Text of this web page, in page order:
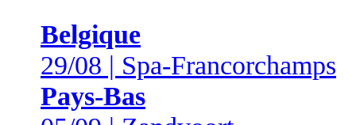
Belgique
29/08 | Spa-Francorchamps
Pays-Bas